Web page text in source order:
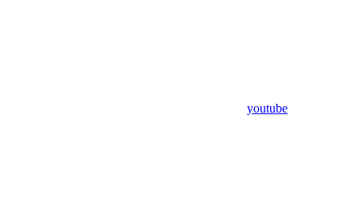
youtube